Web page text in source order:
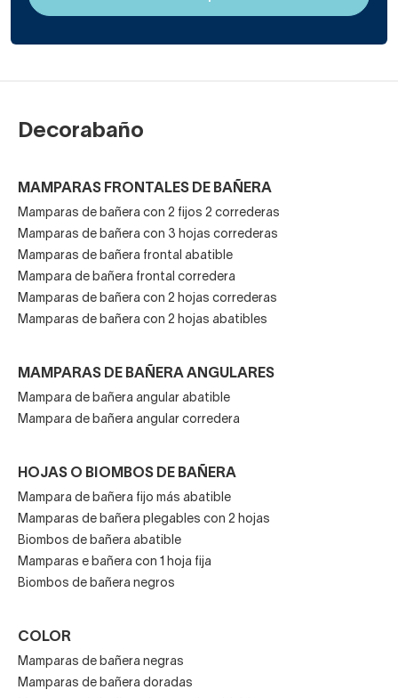
Decorabaño
MAMPARAS FRONTALES DE BAÑERA
Mamparas de bañera con 2 fijos 2 correderas
Mamparas de bañera con 3 hojas correderas
Mamparas de bañera frontal abatible
Mampara de bañera frontal corredera
Mamparas de bañera con 2 hojas correderas
Mamparas de bañera con 2 hojas abatibles
MAMPARAS DE BAÑERA ANGULARES
Mampara de bañera angular abatible
Mampara de bañera angular corredera
HOJAS O BIOMBOS DE BAÑERA
Mampara de bañera fijo más abatible
Mamparas de bañera plegables con 2 hojas
Biombos de bañera abatible
Mamparas e bañera con 1 hoja fija
Biombos de bañera negros
COLOR
Mamparas de bañera negras
Mamparas de bañera doradas